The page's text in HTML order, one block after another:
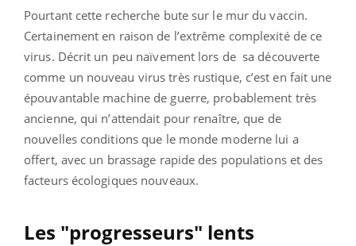
Pourtant cette recherche bute sur le mur du vaccin.
Certainement en raison de l’extrême complexité de ce
virus. Décrit un peu naïvement lors de sa découverte
comme un nouveau virus très rustique, c’est en fait une
épouvantable machine de guerre, probablement très
ancienne, qui n’attendait pour renaître, que de
nouvelles conditions que le monde moderne lui a
offert, avec un brassage rapide des populations et des
facteurs écologiques nouveaux.
Les "progresseurs" lents